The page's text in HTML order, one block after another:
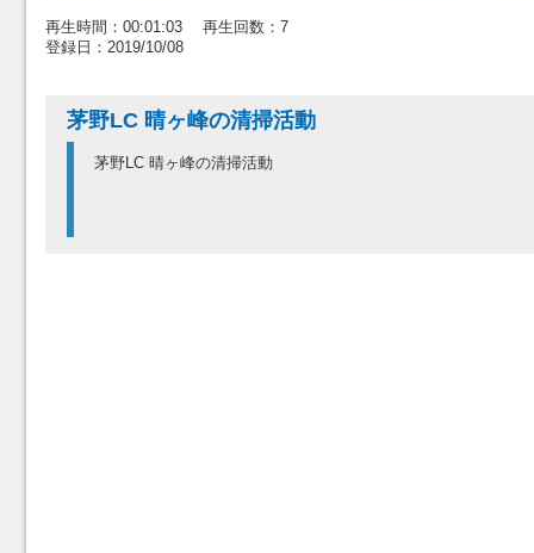
再生時間：00:01:03 再生回数：7
登録日：2019/10/08
茅野LC 晴ヶ峰の清掃活動
茅野LC 晴ヶ峰の清掃活動